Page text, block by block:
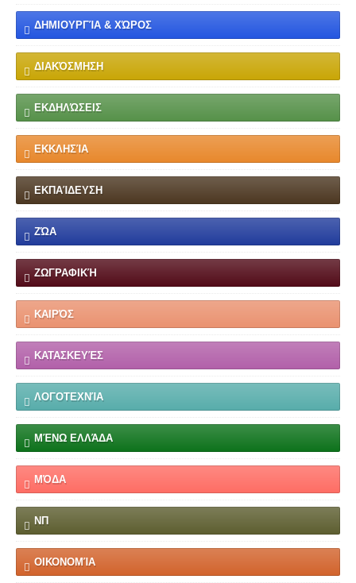
ΔΗΜΙΟΥΡΓΊΑ & ΧΏΡΟΣ
ΔΙΑΚΌΣΜΗΣΗ
ΕΚΔΗΛΏΣΕΙΣ
ΕΚΚΛΗΣΊΑ
ΕΚΠΑΊΔΕΥΣΗ
ΖΏΑ
ΖΩΓΡΑΦΙΚΉ
ΚΑΙΡΌΣ
ΚΑΤΑΣΚΕΥΈΣ
ΛΟΓΟΤΕΧΝΊΑ
ΜΈΝΩ ΕΛΛΆΔΑ
ΜΌΔΑ
ΝΠ
ΟΙΚΟΝΟΜΊΑ